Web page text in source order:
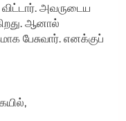
விட்டார். அவருடைய
ஆனால்
பேசுவார். எனக்குப்